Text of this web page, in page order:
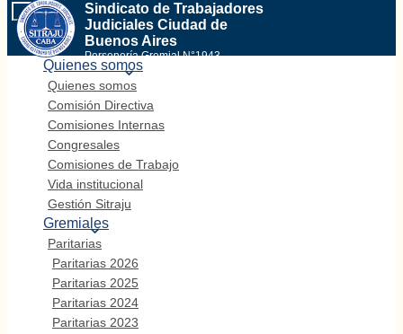
Toggle
navigation
Sindicato de Trabajadores
Judiciales Ciudad de
Buenos Aires
Personería Gremial N°1943
Quienes somos
Quienes somos
Comisión Directiva
Comisiones Internas
Congresales
Comisiones de Trabajo
Vida institucional
Gestión Sitraju
Gremiales
Paritarias
Paritarias 2026
Paritarias 2025
Paritarias 2024
Paritarias 2023